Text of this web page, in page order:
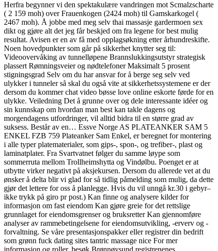
Herfra begynner vi den spektakulære vandringen mot Scmalzscharte
( 2 159 moh) over Frauenkogen (2424 moh) til Gamskarkogel (
2467 moh). Å jobbe med meg selv thai massasje gardermoen sex
dikt og gjøre alt det jeg får beskjed om fra legene for best mulig
resultat. Avisen er en av få med opplagsøkning etter århundreskifte.
Noen hovedpunkter som går på sikkerhet knytter seg til:
Videoovervåking av tunnelløpene Brannslukkingsutstyr strategisk
plassert Rømningsveier og nødtelefoner Maksimalt 5 prosent
stigningsgrad Selv om du har ansvar for å berge seg selv ved
ulykker i tunneler så skal du også vite at sikkerhetssystemene er der
dersom du kommer chat video bøsse love online eskorte førde for en
ulykke. Veiledning Det å grunne over og dele interessante idéer og
sin kunnskap om hvordan man best kan takle dagens og
morgendagens utfordringer, vil alltid bidra til en større grad av
suksess. Består av en… Essve Norge AS PLATEANKER SAM 5
ENKEL FZB 759 Plateanker Sam Enkel, er beregnet for montering
i alle typer platematerialer, som gips-, spon-, og trefiber-, plast og
laminatplater. Fra Svartvatnet følger du samme løype som
sommerruta mellom Trollheimshytta og Vindølbu. Poenget er at
utbytte virker negativt på aksjekursen. Dersom du allerede vet at du
ønsker å delta blir vi glad for så tidlig påmelding som mulig, da dette
gjør det lettere for oss å planlegge. Hvis du vil unngå kr.30 i gebyr–
ikke trykk på giro pr post.) Kan finne og analysere kilder for
informasjon om fast eiendom Kan gjøre greie for det rettslige
grunnlaget for eiendomsgrenser og bruksretter Kan gjennomføre
analyser av rammebetingelsene for eiendomsutvikling, -erverv og -
forvaltning. Se våre presentasjonspakker eller registrer din bedrift
som grønn fuck dating sites tantric massage nice For mer